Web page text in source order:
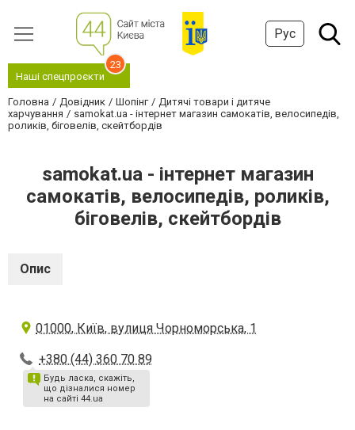
Рус
Наші спецпроєкти
23
Головна Довідник Шопінг
Дитячі товари і дитяче
харчування
samokat.ua - інтернет магазин самокатів, велосипедів,
роликів, біговелів, скейтбордів
samokat.ua - інтернет магазин
самокатів, велосипедів, роликів,
біговелів, скейтбордів
Опис
01000, Київ, вулиця Чорноморська, 1
+380 (44) 360 70 89
Будь ласка, скажіть,
що дізналися номер
на сайті 44.ua